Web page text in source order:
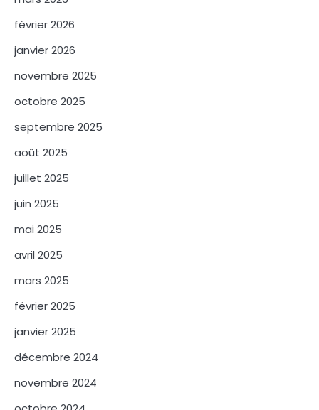
février 2026
janvier 2026
novembre 2025
octobre 2025
septembre 2025
août 2025
juillet 2025
juin 2025
mai 2025
avril 2025
mars 2025
février 2025
janvier 2025
décembre 2024
novembre 2024